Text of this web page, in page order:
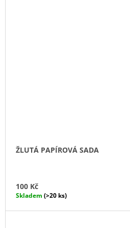
ŽLUTÁ PAPÍROVÁ SADA
100 Kč
Skladem (>20 ks)